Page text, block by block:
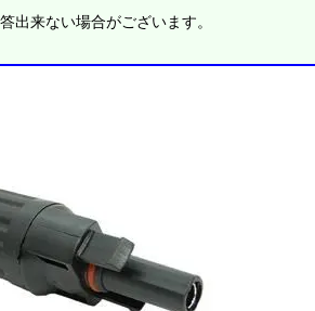
出来ない場合がございます。